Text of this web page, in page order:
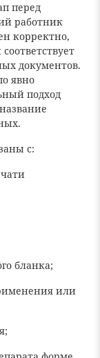
перед
работник
корректно,
документов.
явно
подход
с:
бланка;
или